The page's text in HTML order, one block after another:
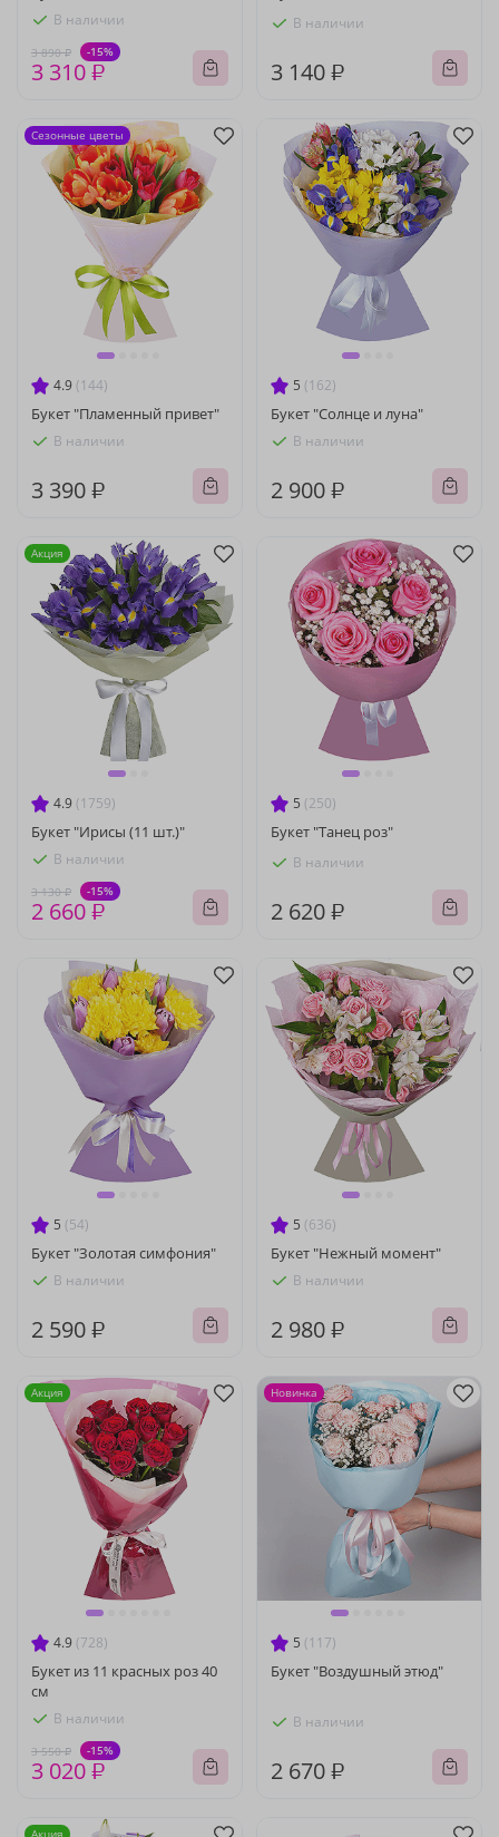
В наличии
3 890 ₽ -15%
3 310 ₽
В наличии
3 140 ₽
4.9 (144)
Букет "Пламенный привет"
В наличии
3 390 ₽
Сезонные цветы
5 (162)
Букет "Солнце и луна"
В наличии
2 900 ₽
4.9 (1759)
Букет "Ирисы (11 шт.)"
В наличии
3 130 ₽ -15%
2 660 ₽
Акция
5 (250)
Букет "Танец роз"
В наличии
2 620 ₽
5 (54)
Букет "Золотая симфония"
В наличии
2 590 ₽
5 (636)
Букет "Нежный момент"
В наличии
2 980 ₽
4.9 (728)
Букет из 11 красных роз 40
см
В наличии
3 550 ₽ -15%
3 020 ₽
Акция
5 (117)
Букет "Воздушный этюд"
В наличии
2 670 ₽
Новинка
Акция